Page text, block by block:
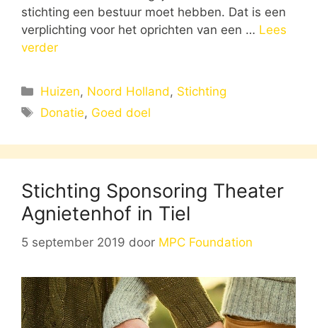
stichting een bestuur moet hebben. Dat is een
verplichting voor het oprichten van een … Lees
verder
Categorieën
Huizen, Noord Holland, Stichting
Tags
Donatie, Goed doel
Stichting Sponsoring Theater
Agnietenhof in Tiel
5 september 2019 door MPC Foundation